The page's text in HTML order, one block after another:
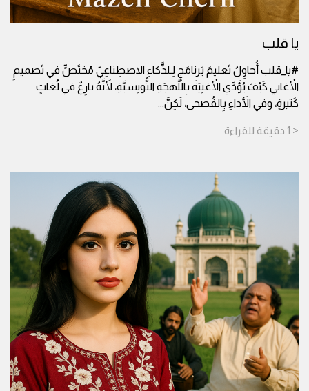
يا قلب
#يا_قلب أُحاوِلُ تَعليمَ بَرنامَجٍ لِـلذَّكاءِ الاصطِناعِيّ مُختَصٍّ في تَصميمِ
الأُغاني كَيْفَ يُؤَدِّي الأُغنِيَةَ بِاللَّهجَةِ التُّونِسيَّةِ، لأَنَّهُ بارِعٌ في لُغاتٍ
كَثيرةٍ، وفي الأَداءِ بِالفُصحى، لَكِنَّ...
< 1 دقيقة للقراءة